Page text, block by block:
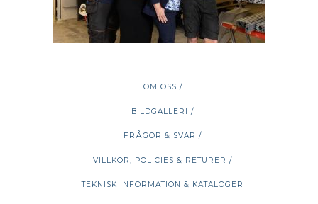
OM OSS /
BILDGALLERI /
FRÅGOR & SVAR /
VILLKOR, POLICIES & RETURER /
TEKNISK INFORMATION & KATALOGER